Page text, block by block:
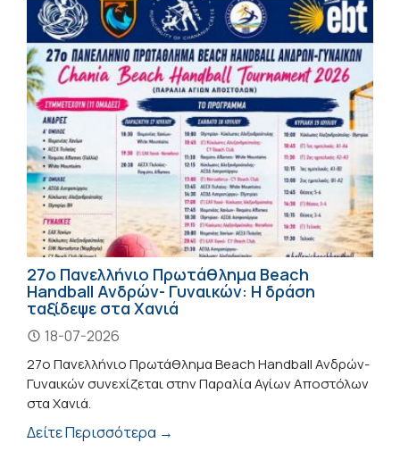
27ο Πανελλήνιο Πρωτάθλημα Beach
Handball Ανδρών- Γυναικών: Η δράση
ταξίδεψε στα Χανιά
18-07-2026
27ο Πανελλήνιο Πρωτάθλημα Beach Handball Ανδρών-
Γυναικών συνεχίζεται στην Παραλία Αγίων Αποστόλων
στα Χανιά.
Δείτε Περισσότερα →